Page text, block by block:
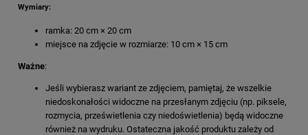
Wymiary:
ramka: 20 cm × 20 cm
miejsce na zdjęcie w rozmiarze: 10 cm × 15 cm
Ważne:
Jeśli wybierasz wariant ze zdjęciem, pamiętaj, że wszelkie
niedoskonałości widoczne na przesłanym zdjęciu (np. piksele,
rozmycia, prześwietlenia czy niedoświetlenia) będą widoczne
również na wydruku. Ostateczna jakość produktu zależy od